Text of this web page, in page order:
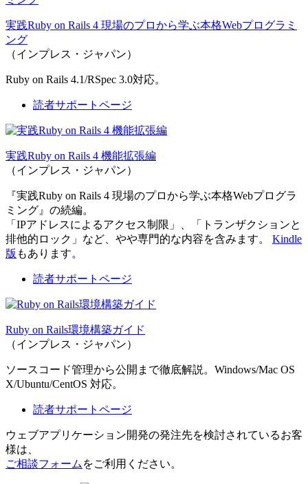
実践Ruby on Rails 4 現場のプロから学ぶ本格Webプログラミ
ング
（インプレス・ジャパン）
Ruby on Rails 4.1/RSpec 3.0対応。
読者サポートページ
実践Ruby on Rails 4 機能拡張編
（インプレス・ジャパン）
『実践Ruby on Rails 4 現場のプロから学ぶ本格Webプログラ
ミング』の続編。
「IPアドレスによるアクセス制限」、「トランザクションと
排他的ロック」など、やや専門的な内容を含みます。 Kindle
版 もあります。
読者サポートページ
Ruby on Rails環境構築ガイド
（インプレス・ジャパン）
ソースコード管理から公開まで徹底解説。Windows/Mac OS
X/Ubuntu/CentOS 対応。
読者サポートページ
ウェブアプリケーション開発の発注先を検討されているお客
様は、
ご相談フォーム をご利用ください。